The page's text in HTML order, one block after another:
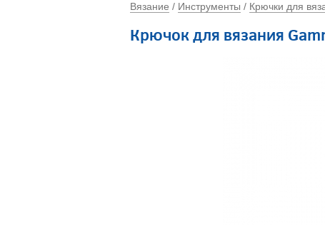
Вязание / Инструменты / Крючки для
Крючок для вязания